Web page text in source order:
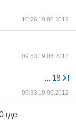
10:26 19.06.2012
09:53 19.06.2012
... 18
09:33 19.06.2012
где